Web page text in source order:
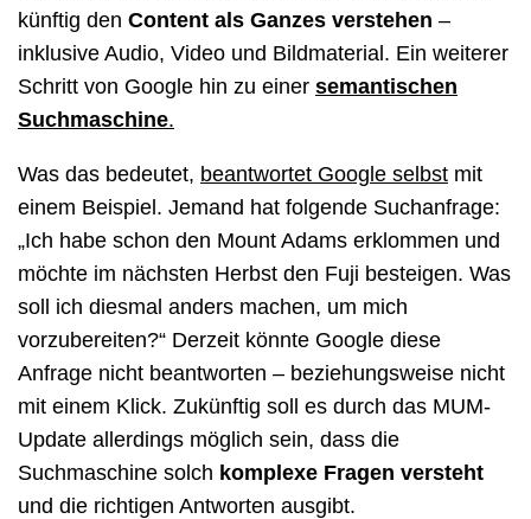
künftig den Content als Ganzes verstehen –
inklusive Audio, Video und Bildmaterial. Ein weiterer
Schritt von Google hin zu einer semantischen
Suchmaschine.
Was das bedeutet, beantwortet Google selbst mit
einem Beispiel. Jemand hat folgende Suchanfrage:
„Ich habe schon den Mount Adams erklommen und
möchte im nächsten Herbst den Fuji besteigen. Was
soll ich diesmal anders machen, um mich
vorzubereiten?“ Derzeit könnte Google diese
Anfrage nicht beantworten – beziehungsweise nicht
mit einem Klick. Zukünftig soll es durch das MUM-
Update allerdings möglich sein, dass die
Suchmaschine solch komplexe Fragen versteht
und die richtigen Antworten ausgibt.